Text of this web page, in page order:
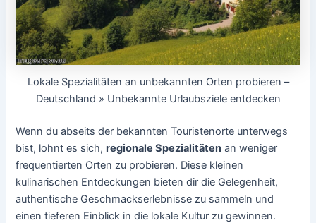
Lokale Spezialitäten an unbekannten Orten probieren –
Deutschland » Unbekannte Urlaubsziele entdecken
Wenn du abseits der bekannten Touristenorte unterwegs
bist, lohnt es sich,regionale Spezialitäten an weniger
frequentierten Orten zu probieren. Diese kleinen
kulinarischen Entdeckungen bieten dir die Gelegenheit,
authentische Geschmackserlebnisse zu sammeln und
einen tieferen Einblick in die lokale Kultur zu gewinnen.